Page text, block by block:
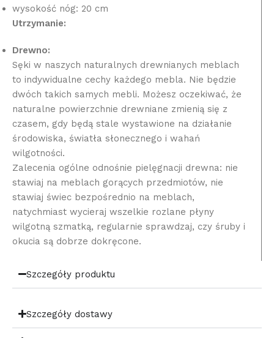
wysokość nóg: 20 cm
Utrzymanie:
Drewno:
Sęki w naszych naturalnych drewnianych meblach
to indywidualne cechy każdego mebla. Nie będzie
dwóch takich samych mebli. Możesz oczekiwać, że
naturalne powierzchnie drewniane zmienią się z
czasem, gdy będą stale wystawione na działanie
środowiska, światła słonecznego i wahań
wilgotności.
Zalecenia ogólne odnośnie pielęgnacji drewna: nie
stawiaj na meblach gorących przedmiotów, nie
stawiaj świec bezpośrednio na meblach,
natychmiast wycieraj wszelkie rozlane płyny
wilgotną szmatką, regularnie sprawdzaj, czy śruby i
okucia są dobrze dokręcone.
Szczegóły produktu
Szczegóły dostawy